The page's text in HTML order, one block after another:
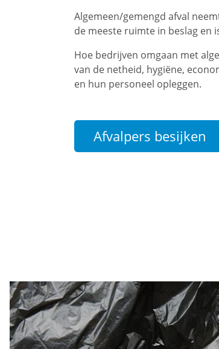
Algemeen/gemengd afval
de meeste ruimte in beslag en
Hoe bedrijven omgaan met
van de netheid, hygiëne,
en hun personeel opleggen.
Afvalpers besijken